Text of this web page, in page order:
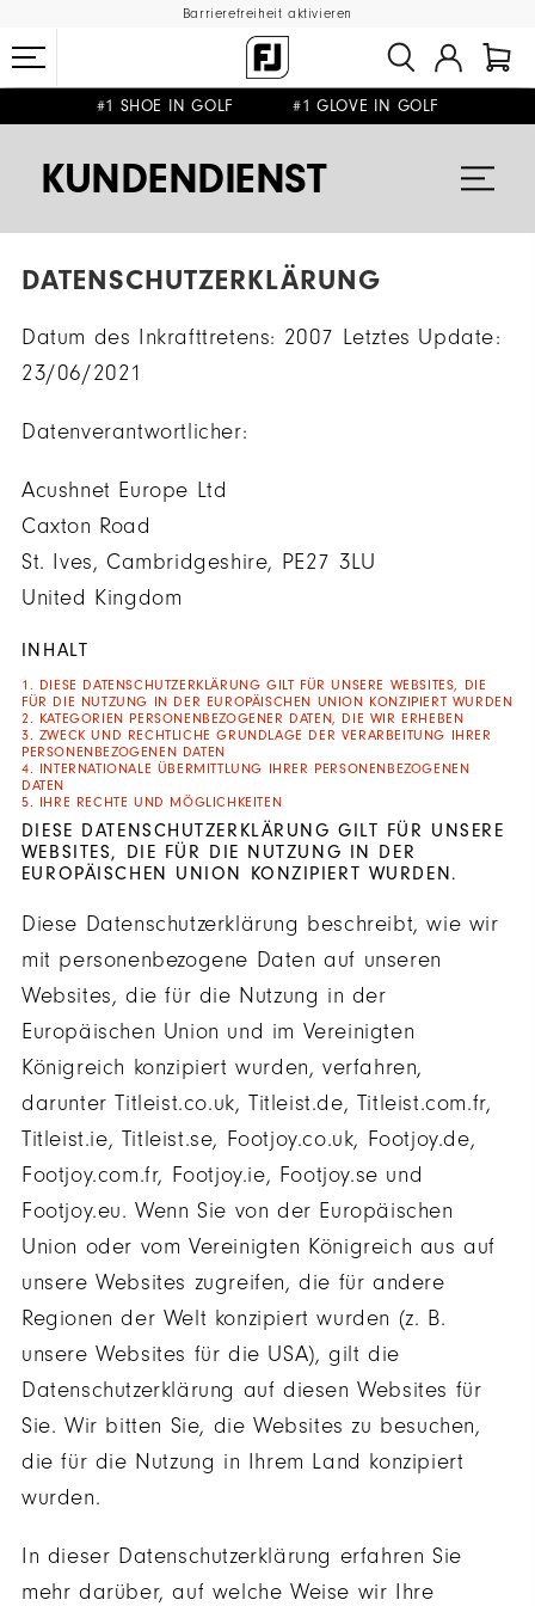
Barrierefreiheit aktivieren
#1 SHOE IN GOLF #1 GLOVE IN GOLF
KUNDENDIENST
DATENSCHUTZERKLÄRUNG
Datum des Inkrafttretens: 2007 Letztes Update:
23/06/2021
Datenverantwortlicher:
Acushnet Europe Ltd
Caxton Road
St. Ives, Cambridgeshire, PE27 3LU
United Kingdom
INHALT
1. DIESE DATENSCHUTZERKLÄRUNG GILT FÜR UNSERE WEBSITES, DIE
FÜR DIE NUTZUNG IN DER EUROPÄISCHEN UNION KONZIPIERT WURDEN
2. KATEGORIEN PERSONENBEZOGENER DATEN, DIE WIR ERHEBEN
3. ZWECK UND RECHTLICHE GRUNDLAGE DER VERARBEITUNG IHRER
PERSONENBEZOGENEN DATEN
4. INTERNATIONALE ÜBERMITTLUNG IHRER PERSONENBEZOGENEN
DATEN
5. IHRE RECHTE UND MÖGLICHKEITEN
DIESE DATENSCHUTZERKLÄRUNG GILT FÜR UNSERE
WEBSITES, DIE FÜR DIE NUTZUNG IN DER
EUROPÄISCHEN UNION KONZIPIERT WURDEN.
Diese Datenschutzerklärung beschreibt, wie wir
mit personenbezogene Daten auf unseren
Websites, die für die Nutzung in der
Europäischen Union und im Vereinigten
Königreich konzipiert wurden, verfahren,
darunter Titleist.co.uk, Titleist.de, Titleist.com.fr,
Titleist.ie, Titleist.se, Footjoy.co.uk, Footjoy.de,
Footjoy.com.fr, Footjoy.ie, Footjoy.se und
Footjoy.eu. Wenn Sie von der Europäischen
Union oder vom Vereinigten Königreich aus auf
unsere Websites zugreifen, die für andere
Regionen der Welt konzipiert wurden (z. B.
unsere Websites für die USA), gilt die
Datenschutzerklärung auf diesen Websites für
Sie. Wir bitten Sie, die Websites zu besuchen,
die für die Nutzung in Ihrem Land konzipiert
wurden.
In dieser Datenschutzerklärung erfahren Sie
mehr darüber, auf welche Weise wir Ihre